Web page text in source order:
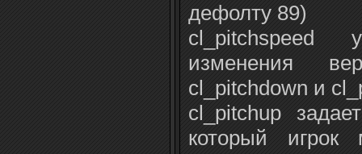
дефолту 89)
cl_pitchspeed
изменения
cl_pitchdown и
cl_pitchup
который игрок